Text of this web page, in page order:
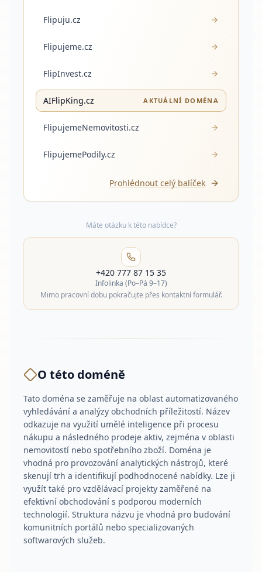
Flipuju.cz
Flipujeme.cz
FlipInvest.cz
AIFlipKing.cz AKTUÁLNÍ DOMÉNA
FlipujemeNemovitosti.cz
FlipujemePodily.cz
Prohlédnout celý balíček
Máte otázku k této nabídce?
+420 777 87 15 35
Infolinka (Po–Pá 9–17)
Mimo pracovní dobu pokračujte přes kontaktní formulář.
O této doméně
Tato doména se zaměřuje na oblast automatizovaného
vyhledávání a analýzy obchodních příležitostí. Název
odkazuje na využití umělé inteligence při procesu
nákupu a následného prodeje aktiv, zejména v oblasti
nemovitostí nebo spotřebního zboží. Doména je
vhodná pro provozování analytických nástrojů, které
skenují trh a identifikují podhodnocené nabídky. Lze ji
využít také pro vzdělávací projekty zaměřené na
efektivní obchodování s podporou moderních
technologií. Struktura názvu je vhodná pro budování
komunitních portálů nebo specializovaných
softwarových služeb.